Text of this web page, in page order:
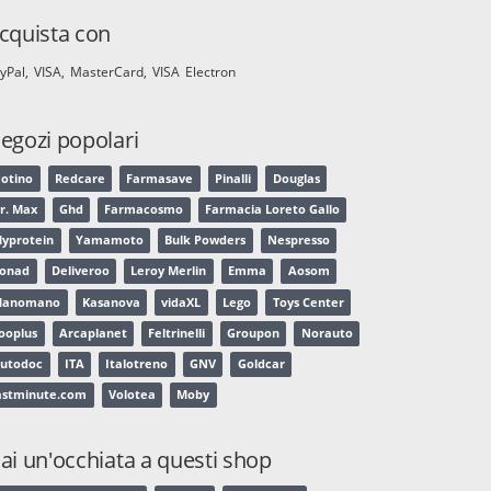
con
VISA MasterCard VISA Electron
popolari
Redcare Farmasave Pinalli Douglas
Max Ghd Farmacosmo Farmacia Loreto Gallo
Yamamoto Bulk Powders Nespresso
Deliveroo Leroy Merlin Emma Aosom
Kasanova vidaXL Lego Toys Center
Arcaplanet Feltrinelli Groupon Norauto
ITA Italotreno GNV Goldcar
Volotea Moby
un'occhiata a questi shop